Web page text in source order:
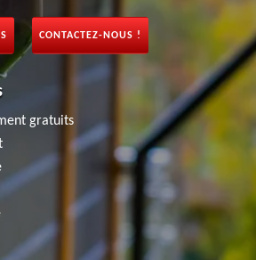
CONTACTEZ-NOUS !
gratuits